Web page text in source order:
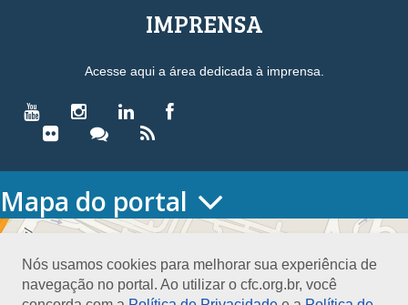
Nós usamos cookies para melhorar sua experiência de
navegação no portal. Ao utilizar o cfc.org.br, você
IMPRENSA
Acesse aqui a área dedicada à imprensa.
Mapa do portal
HOME
Conselho Diretor
Nossa Sede